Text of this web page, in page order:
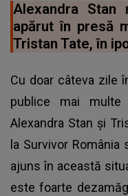
Alexandra Stan
apărut în presă
Tristan Tate, în
Cu doar câteva zile
publice mai multe
Alexandra Stan și
la Survivor
ajuns în această
este foarte